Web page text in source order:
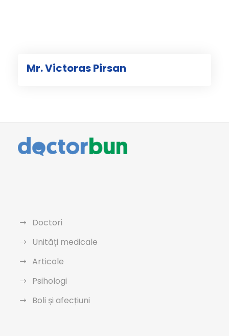
Mr. Victoras Pirsan
Doctori
Unități medicale
Articole
Psihologi
Boli și afecțiuni